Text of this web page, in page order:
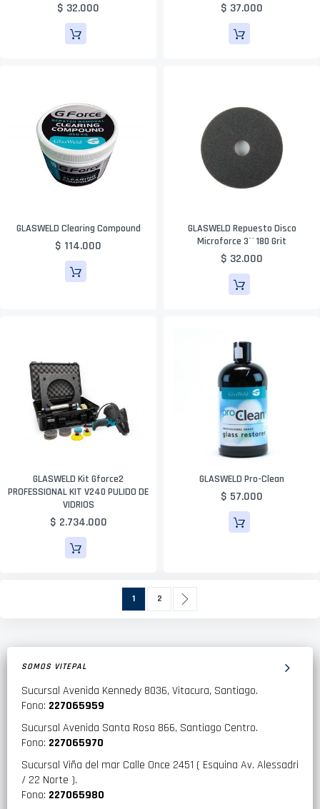
$ 32.000 $ 37.000
GLASWELD Clearing Compound
$ 114.000
GLASWELD Repuesto Disco
Microforce 3`` 180 Grit
$ 32.000
GLASWELD Kit Gforce2
PROFESSIONAL KIT V240 PULIDO DE
VIDRIOS
$ 2.734.000
GLASWELD Pro-Clean
$ 57.000
Actualmente estás leyendo página
1 Página
2
SOMOS VITEPAL
Sucursal Avenida Kennedy 8036, Vitacura, Santiago.
Fono: 227065959
Sucursal Avenida Santa Rosa 866, Santiago Centro.
Fono: 227065970
Sucursal Viña del mar Calle Once 2451 ( Esquina Av. Alessadri
/ 22 Norte ).
Fono: 227065980